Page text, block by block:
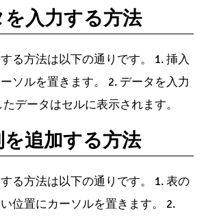
入力する方法
る方法は以下の通りです。 1. 挿入
ソルを置きます。 2. データを入力
データはセルに表示されます。
追加する方法
る方法は以下の通りです。 1. 表の
位置にカーソルを置きます。 2.